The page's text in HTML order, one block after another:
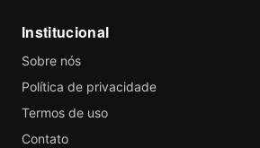
Institucional
Sobre nós
Política de privacidade
Termos de uso
Contato